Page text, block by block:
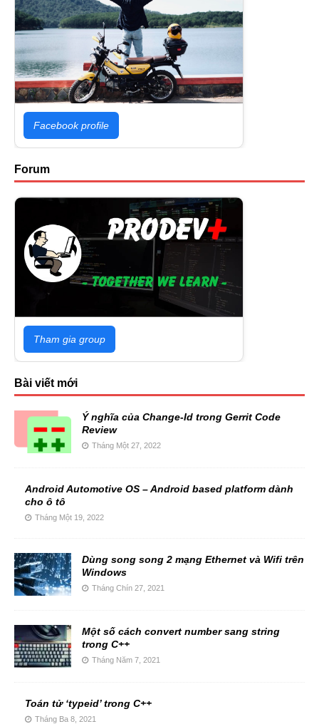
Facebook profile
Forum
Tham gia group
Bài viết mới
Ý nghĩa của Change-Id trong Gerrit Code
Review
Tháng Một 27, 2022
Android Automotive OS – Android based platform dành
cho ô tô
Tháng Một 19, 2022
Dùng song song 2 mạng Ethernet và Wifi trên
Windows
Tháng Chín 27, 2021
Một số cách convert number sang string
trong C++
Tháng Năm 7, 2021
Toán tử ‘typeid’ trong C++
Tháng Ba 8, 2021